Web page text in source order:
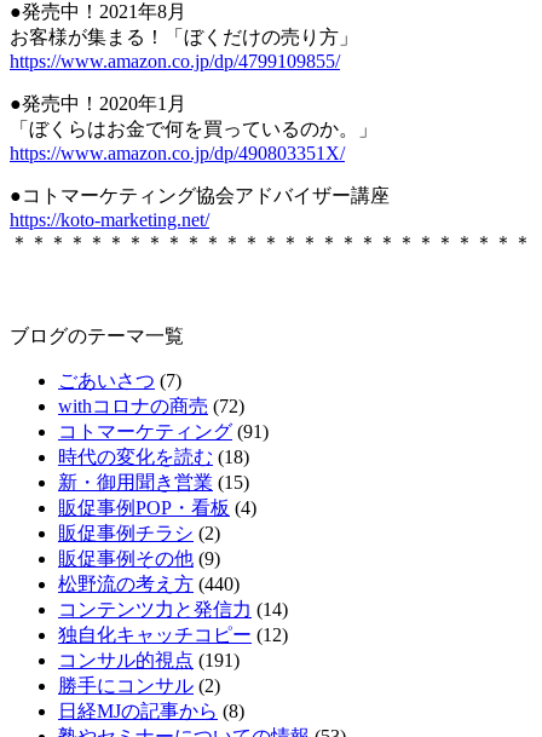
●発売中！2021年8月
お客様が集まる！「ぼくだけの売り方」
https://www.amazon.co.jp/dp/4799109855/
●発売中！2020年1月
「ぼくらはお金で何を買っているのか。」
https://www.amazon.co.jp/dp/490803351X/
●コトマーケティング協会アドバイザー講座
https://koto-marketing.net/
＊＊＊＊＊＊＊＊＊＊＊＊＊＊＊＊＊＊＊＊＊＊＊＊＊＊＊
ブログのテーマ一覧
ごあいさつ (7)
withコロナの商売 (72)
コトマーケティング (91)
時代の変化を読む (18)
新・御用聞き営業 (15)
販促事例POP・看板 (4)
販促事例チラシ (2)
販促事例その他 (9)
松野流の考え方 (440)
コンテンツ力と発信力 (14)
独自化キャッチコピー (12)
コンサル的視点 (191)
勝手にコンサル (2)
日経MJの記事から (8)